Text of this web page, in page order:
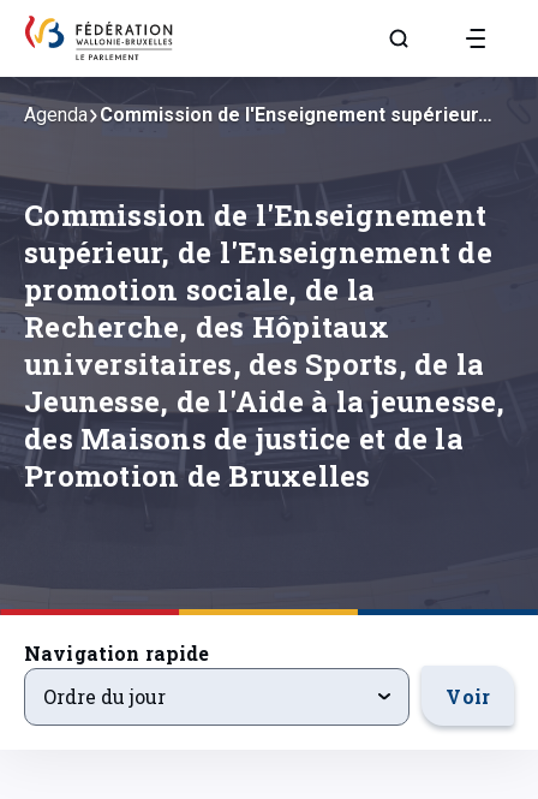
Aller à la page
Commission de l'Enseignement
supérieur, de l'Enseignement de
promotion sociale, de la
Recherche, des Hôpitaux
universitaires, des Sports, de la
Jeunesse, de l'Aide à la jeunesse,
des Maisons de justice et de la
Promotion de Bruxelles
Agenda Commission de l'Enseignement supérieur…
Navigation rapide
ordre-du-jour
Ordre du jour Voir